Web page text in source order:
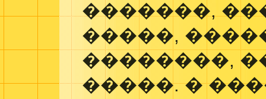
�������,
�����,
��������,
�����. �